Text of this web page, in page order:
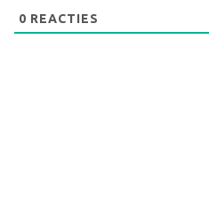
0 REACTIES